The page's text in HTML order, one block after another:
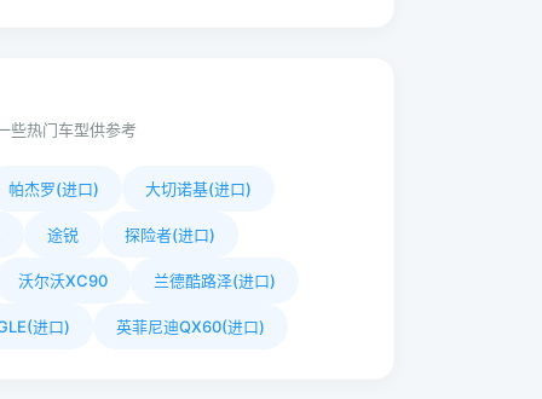
些热门车型供参考
帕杰罗(进口) 大切诺基(进口)
途锐 探险者(进口)
沃尔沃XC90 兰德酷路泽(进口)
进口) 英菲尼迪QX60(进口)